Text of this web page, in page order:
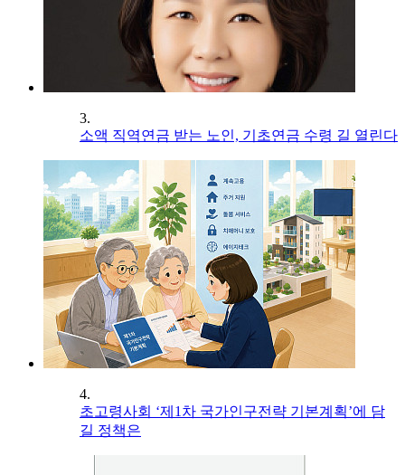
3.
소액 직역연금 받는 노인, 기초연금 수령 길 열린다
4.
초고령사회 ‘제1차 국가인구전략 기본계획’에 담
길 정책은